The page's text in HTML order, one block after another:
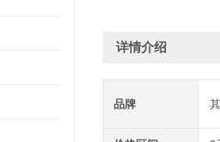
详情介绍
品牌